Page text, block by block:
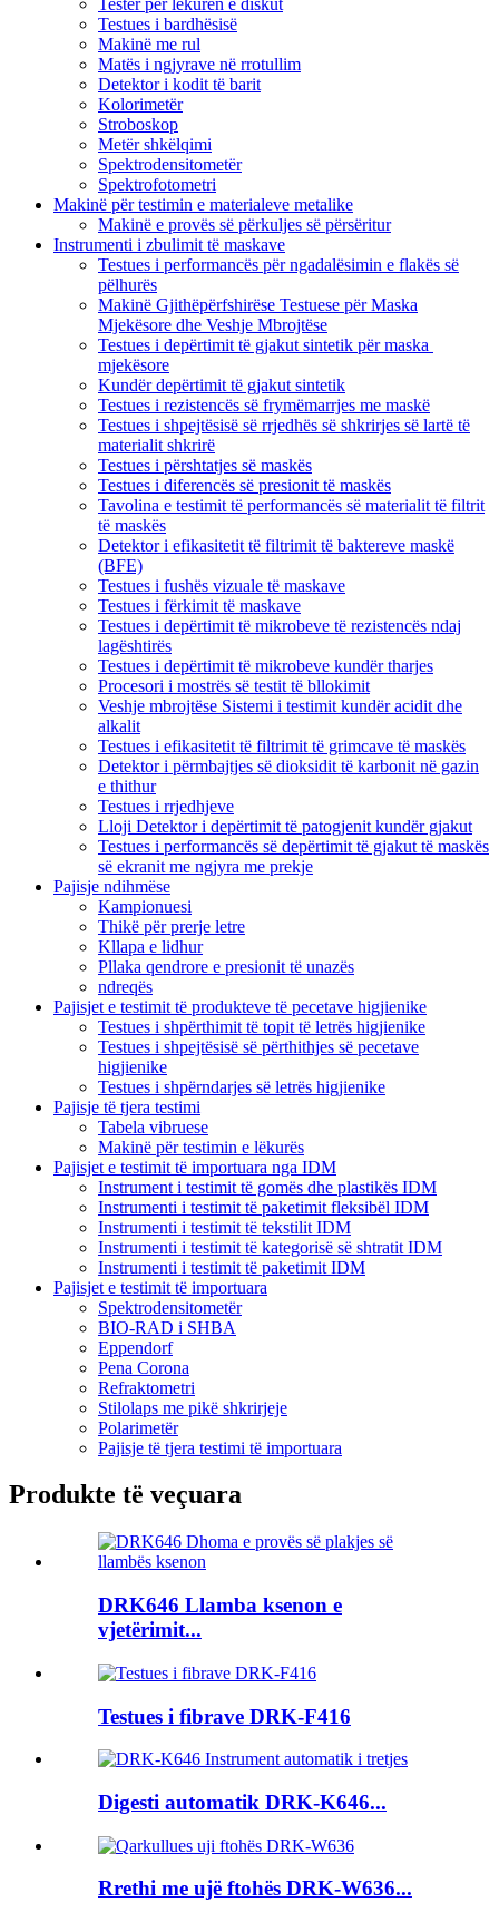
Testues i bardhësisë
Makinë me rul
Matës i ngjyrave në rrotullim
Detektor i kodit të barit
Kolorimetër
Stroboskop
Metër shkëlqimi
Spektrodensitometër
Spektrofotometri
Makinë për testimin e materialeve metalike
Makinë e provës së përkuljes së përsëritur
Instrumenti i zbulimit të maskave
Testues i performancës për ngadalësimin e flakës së
pëlhurës
Makinë Gjithëpërfshirëse Testuese për Maska
Mjekësore dhe Veshje Mbrojtëse
Testues i depërtimit të gjakut sintetik për maska ​​
mjekësore
Kundër depërtimit të gjakut sintetik
Testues i rezistencës së frymëmarrjes me maskë
Testues i shpejtësisë së rrjedhës së shkrirjes së lartë të
materialit shkrirë
Testues i përshtatjes së maskës
Testues i diferencës së presionit të maskës
Tavolina e testimit të performancës së materialit të filtrit
të maskës
Detektor i efikasitetit të filtrimit të baktereve maskë
(BFE)
Testues i fushës vizuale të maskave
Testues i fërkimit të maskave
Testues i depërtimit të mikrobeve të rezistencës ndaj
lagështirës
Testues i depërtimit të mikrobeve kundër tharjes
Procesori i mostrës së testit të bllokimit
Veshje mbrojtëse Sistemi i testimit kundër acidit dhe
alkalit
Testues i efikasitetit të filtrimit të grimcave të maskës
Detektor i përmbajtjes së dioksidit të karbonit në gazin
e thithur
Testues i rrjedhjeve
Lloji Detektor i depërtimit të patogjenit kundër gjakut
Testues i performancës së depërtimit të gjakut të maskës
së ekranit me ngjyra me prekje
Pajisje ndihmëse
Kampionuesi
Thikë për prerje letre
Kllapa e lidhur
Pllaka qendrore e presionit të unazës
ndreqës
Pajisjet e testimit të produkteve të pecetave higjienike
Testues i shpërthimit të topit të letrës higjienike
Testues i shpejtësisë së përthithjes së pecetave
higjienike
Testues i shpërndarjes së letrës higjienike
Pajisje të tjera testimi
Tabela vibruese
Makinë për testimin e lëkurës
Pajisjet e testimit të importuara nga IDM
Instrument i testimit të gomës dhe plastikës IDM
Instrumenti i testimit të paketimit fleksibël IDM
Instrumenti i testimit të tekstilit IDM
Instrumenti i testimit të kategorisë së shtratit IDM
Instrumenti i testimit të paketimit IDM
Pajisjet e testimit të importuara
Spektrodensitometër
BIO-RAD i SHBA
Eppendorf
Pena Corona
Refraktometri
Stilolaps me pikë shkrirjeje
Polarimetër
Pajisje të tjera testimi të importuara
Produkte të veçuara
DRK646 Llamba ksenon e
vjetërimit...
Testues i fibrave DRK-F416
Digesti automatik DRK-K646...
Rrethi me ujë ftohës DRK-W636...